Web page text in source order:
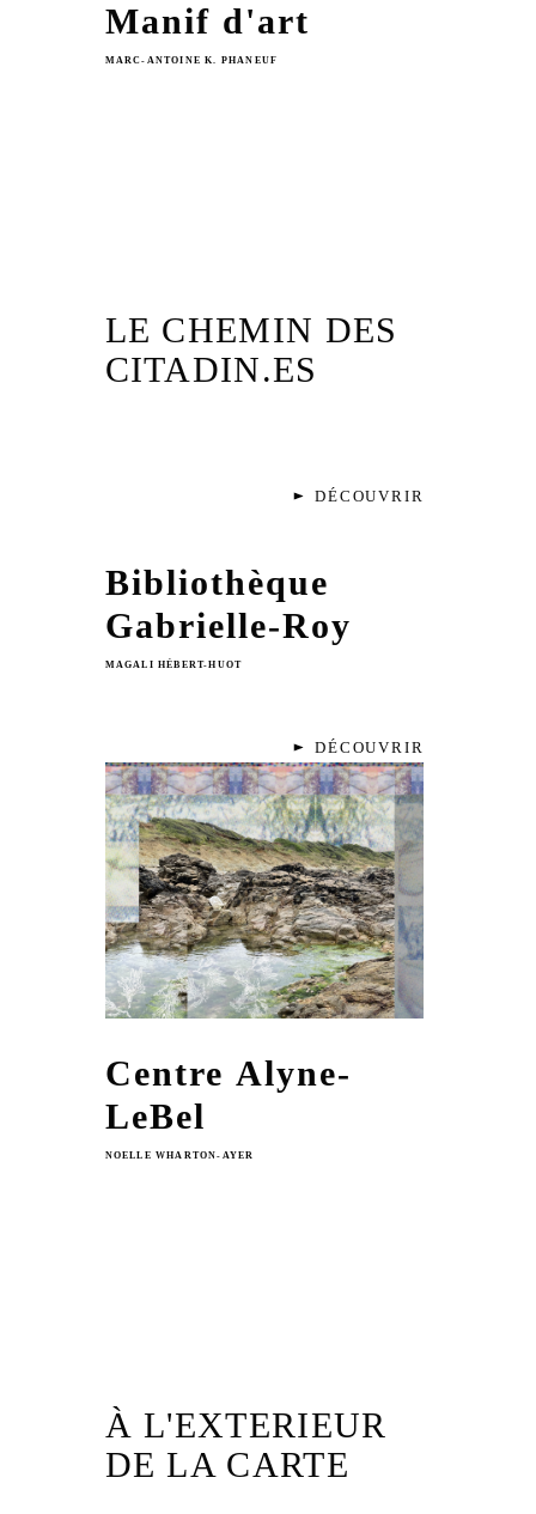
Manif d'art
MARC-ANTOINE K. PHANEUF
LE CHEMIN DES
CITADIN.ES
DÉCOUVRIR
Bibliothèque
Gabrielle-Roy
MAGALI HÉBERT-HUOT
DÉCOUVRIR
Centre Alyne-
LeBel
NOELLE WHARTON-AYER
À L'EXTERIEUR
DE LA CARTE